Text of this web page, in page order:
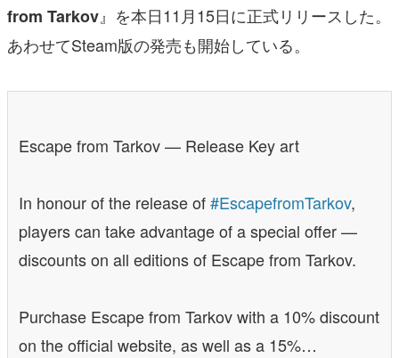
from Tarkov』を本日11月15日に正式リリースした。
あわせてSteam版の発売も開始している。
Escape from Tarkov — Release Key art
In honour of the release of#EscapefromTarkov,
players can take advantage of a special offer —
discounts on all editions of Escape from Tarkov.
Purchase Escape from Tarkov with a 10% discount
on the official website, as well as a 15%…